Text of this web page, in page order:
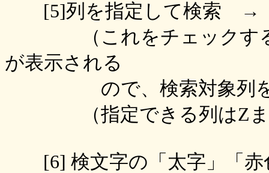
[5]列を指定して検索 →
（これをチェックする
が表示される
ので、検索対象列を半
（指定できる列はZま
[6] 検文字の「太字」「赤